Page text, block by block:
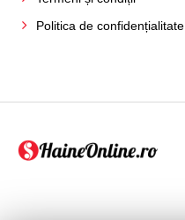
Politica de confidențialitate